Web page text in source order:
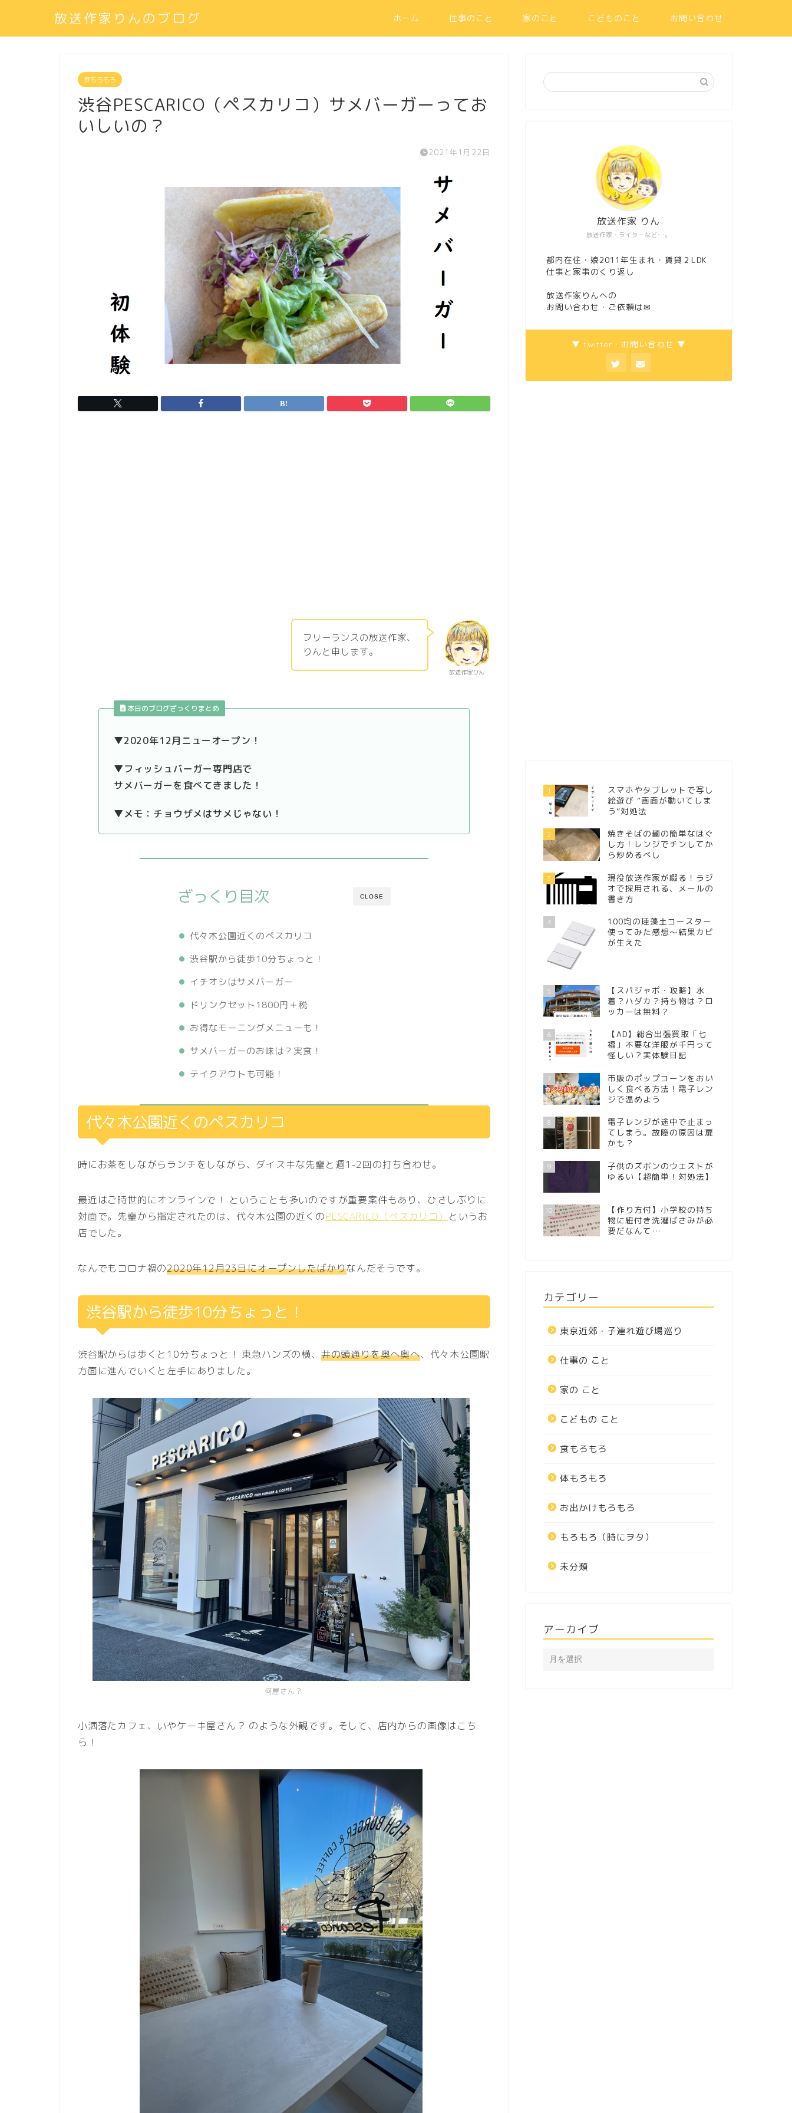
放送作家りんのブログ ホーム 仕事のこと 家のこと こどものこと お問い合わせ
食もろもろ
渋谷PESCARICO（ペスカリコ）サメバーガーってお
いしいの？
2021年1月22日
放送作家りん
フリーランスの放送作家、
りんと申します。
本日のブログざっくりまとめ
▼2020年12月ニューオープン！
▼フィッシュバーガー専門店で
サメバーガーを食べてきました！
▼メモ：チョウザメはサメじゃない！
CLOSE
ざっくり目次
代々木公園近くのペスカリコ
渋谷駅から徒歩10分ちょっと！
イチオシはサメバーガー
ドリンクセット1800円＋税
お得なモーニングメニューも！
サメバーガーのお味は？実食！
テイクアウトも可能！
代々木公園近くのペスカリコ
時にお茶をしながらランチをしながら、ダイスキな先輩と週1-2回の打ち合わせ。
最近はご時世的にオンラインで！ ということも多いのですが重要案件もあり、ひさしぶりに
対面で。先輩から指定されたのは、代々木公園の近くのPESCARICO（ペスカリコ） というお
店でした。
なんでもコロナ禍の2020年12月23日にオープンしたばかりなんだそうです。
渋谷駅から徒歩10分ちょっと！
渋谷駅からは歩くと10分ちょっと！ 東急ハンズの横、 井の頭通りを奥へ奥へ、代々木公園駅
方面に進んでいくと左手にありました。
何屋さん？
小洒落たカフェ、いやケーキ屋さん？ のような外観です。そして、店内からの画像はこち
ら！
放送作家・ライターなど…。
放送作家 りん
都内在住・娘2011年生まれ・賃貸２LDK
仕事と家事のくり返し
放送作家りんへの
お問い合わせ・ご依頼は ✉
▼ twitter・お問い合わせ ▼
1
スマホやタブレットで写し
絵遊び “画面が動いてしま
う”対処法
2
焼きそばの麺の簡単なほぐ
し方！レンジでチンしてか
ら炒めるべし
3
現役放送作家が綴る！ラジ
オで採用される、メールの
書き方
4
100均の珪藻土コースター
使ってみた感想～結果カビ
が生えた
5
【スパジャポ・攻略】水
着？ハダカ？持ち物は？ロ
ッカーは無料？
6
【AD】総合出張買取「七
福」不要な洋服が千円って
怪しい？実体験日記
7
市販のポップコーンをおい
しく食べる方法！電子レン
ジで温めよう
8
電子レンジが途中で止まっ
てしまう。故障の原因は扉
かも？
9
子供のズボンのウエストが
ゆるい【超簡単！対処法】
10
【作り方付】小学校の持ち
物に紐付き洗濯ばさみが必
要だなんて…
カテゴリー
東京近郊・子連れ遊び場巡り
仕事の こと
家の こと
こどもの こと
食もろもろ
体もろもろ
お出かけもろもろ
もろもろ（時にヲタ）
未分類
アーカイブ